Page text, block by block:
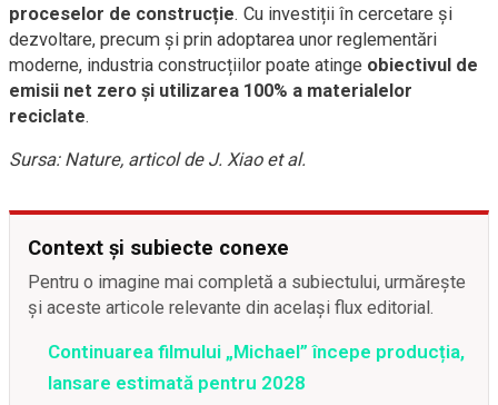
proceselor de construcție. Cu investiții în cercetare și
dezvoltare, precum și prin adoptarea unor reglementări
moderne, industria construcțiilor poate atinge obiectivul de
emisii net zero și utilizarea 100% a materialelor
reciclate.
Sursa: Nature, articol de J. Xiao et al.
Context și subiecte conexe
Pentru o imagine mai completă a subiectului, urmărește
și aceste articole relevante din același flux editorial.
Continuarea filmului „Michael” începe producția,
lansare estimată pentru 2028